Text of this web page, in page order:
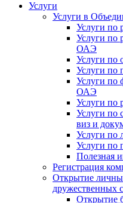
Услуги
Услуги в
Услуги по
Услуги по
ОАЭ
Услуги по
Услуги
Услуги по
ОАЭ
Услуги по
Услуги по
виз и
Услуги по
Услуги по
Полезная
Регистрация
Открытие
дружественных
Открытие